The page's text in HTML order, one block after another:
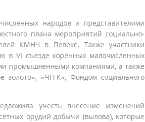
народов и представителями
плана мероприятий социально-
КМНЧ в Певеке. Также участники
в VI съезде коренных малочисленных
промышленными компаниями, а также
золото», «ЧГГК», Фондом социального
учесть внесение изменений
орудий добычи (вылова), которые